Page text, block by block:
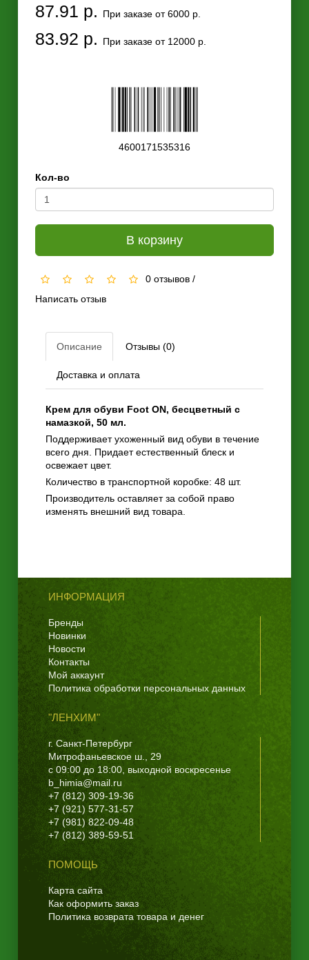
87.91 р. При заказе от 6000 р.
83.92 р. При заказе от 12000 р.
4600171535316
Кол-во
В корзину
0 отзывов /
Написать отзыв
Описание Отзывы (0)
Доставка и оплата
Крем для обуви Foot ON, бесцветный с
намазкой, 50 мл.
Поддерживает ухоженный вид обуви в течение
всего дня. Придает естественный блеск и
освежает цвет.
Количество в транспортной коробке: 48 шт.
Производитель оставляет за собой право
изменять внешний вид товара.
ИНФОРМАЦИЯ
Бренды
Новинки
Новости
Контакты
Мой аккаунт
Политика обработки персональных данных
"ЛЕНХИМ"
г. Санкт-Петербург
Митрофаньевское ш., 29
с 09:00 до 18:00, выходной воскресенье
b_himia@mail.ru
+7 (812) 309-19-36
+7 (921) 577-31-57
+7 (981) 822-09-48
+7 (812) 389-59-51
ПОМОЩЬ
Карта сайта
Как оформить заказ
Политика возврата товара и денег